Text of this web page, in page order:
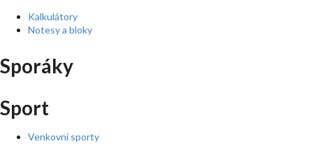
Kalkulátory
Notesy a bloky
Sporáky
Sport
Venkovní sporty